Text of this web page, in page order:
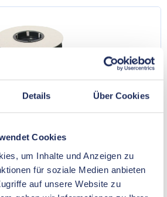
Details Über Cookies
Cookies
um Inhalte und Anzeigen zu
für soziale Medien anbieten
auf unsere Website zu
Kabelbinder der Marke
150 x 20 / 12,5 mm